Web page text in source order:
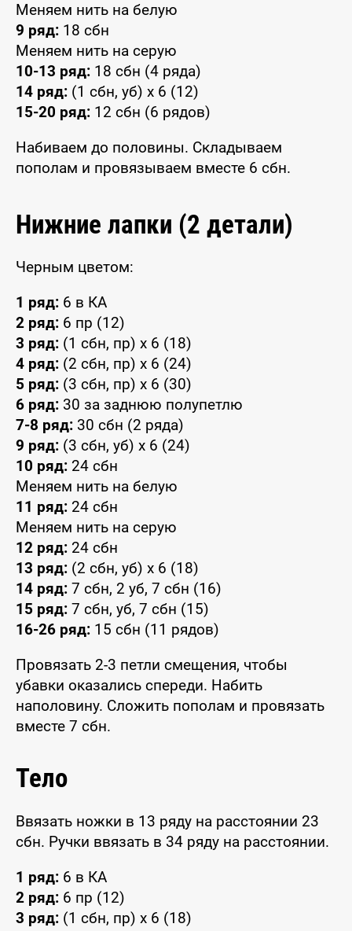
Меняем нить на белую
9 ряд: 18 сбн
Меняем нить на серую
10-13 ряд: 18 сбн (4 ряда)
14 ряд: (1 сбн, уб) x 6 (12)
15-20 ряд: 12 сбн (6 рядов)
Набиваем до половины. Складываем
пополам и провязываем вместе 6 сбн.
Нижние лапки (2 детали)
Черным цветом:
1 ряд: 6 в КА
2 ряд: 6 пр (12)
3 ряд: (1 сбн, пр) x 6 (18)
4 ряд: (2 сбн, пр) x 6 (24)
5 ряд: (3 сбн, пр) x 6 (30)
6 ряд: 30 за заднюю полупетлю
7-8 ряд: 30 сбн (2 ряда)
9 ряд: (3 сбн, уб) x 6 (24)
10 ряд: 24 сбн
Меняем нить на белую
11 ряд: 24 сбн
Меняем нить на серую
12 ряд: 24 сбн
13 ряд: (2 сбн, уб) x 6 (18)
14 ряд: 7 сбн, 2 уб, 7 сбн (16)
15 ряд: 7 сбн, уб, 7 сбн (15)
16-26 ряд: 15 сбн (11 рядов)
Провязать 2-3 петли смещения, чтобы
убавки оказались спереди. Набить
наполовину. Сложить пополам и провязать
вместе 7 сбн.
Тело
Ввязать ножки в 13 ряду на расстоянии 23
сбн. Ручки ввязать в 34 ряду на расстоянии.
1 ряд: 6 в КА
2 ряд: 6 пр (12)
3 ряд: (1 сбн, пр) x 6 (18)